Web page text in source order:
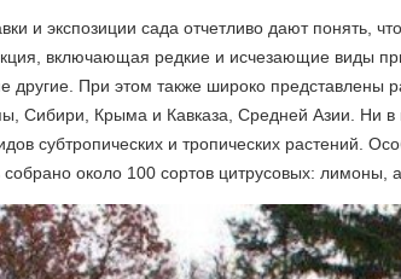
и экспозиции сада отчетливо дают понять,
включающая редкие и исчезающие виды
другие. При этом также широко
Сибири, Крыма и Кавказа, Средней Азии. Ни в
субтропических и тропических растений.
собрано около 100 сортов цитрусовых: